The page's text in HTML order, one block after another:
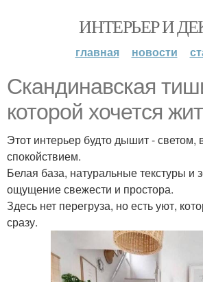
ИНТЕРЬЕР И
главная новости
Скандинавская
которой хочется
Этот интерьер будто дышит - светом,
спокойствием.
Белая база, натуральные текстуры и
ощущение свежести и простора.
Здесь нет перегруза, но есть уют,
сразу.